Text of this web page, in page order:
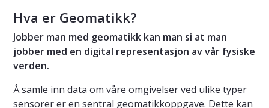
Hva er Geomatikk?
Jobber man med geomatikk kan man si at man
jobber med en digital representasjon av vår fysiske
verden.
Å samle inn data om våre omgivelser ved ulike typer
sensorer er en sentral geomatikkoppgave. Dette kan